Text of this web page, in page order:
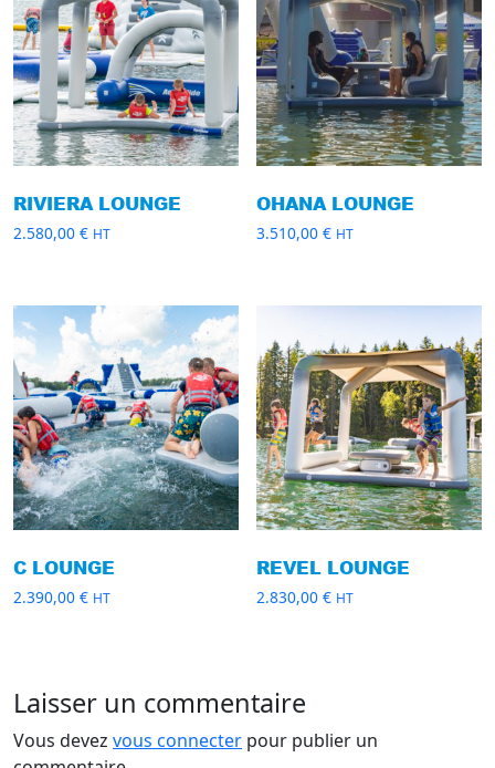
RIVIERA LOUNGE
2.580,00 € HT
OHANA LOUNGE
3.510,00€ HT
C LOUNGE
2.390,00 € HT
REVEL LOUNGE
2.830,00€ HT
Laisser un commentaire
Vous devez vous connecter pour publier un